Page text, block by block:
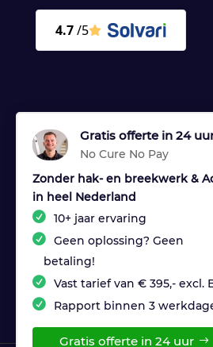
Gratis offerte in 24
No Cure No Pay
Zonder hak- en breekwerk &
in heel Nederland
10+ jaar ervaring
Geen oplossing? Geen
betaling!
Vast tarief van € 395,- excl.
Rapport binnen 3
Gratis offerte in 24 uur
provided by